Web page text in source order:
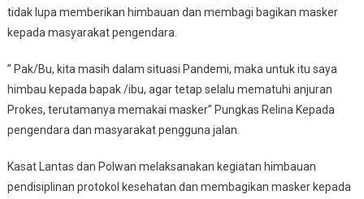
tidak lupa memberikan himbauan dan membagi bagikan masker
kepada masyarakat pengendara.
” Pak/Bu, kita masih dalam situasi Pandemi, maka untuk itu saya
himbau kepada bapak /ibu, agar tetap selalu mematuhi anjuran
Prokes, terutamanya memakai masker” Pungkas Relina Kepada
pengendara dan masyarakat pengguna jalan.
Kasat Lantas dan Polwan melaksanakan kegiatan himbauan
pendisiplinan protokol kesehatan dan membagikan masker kepada